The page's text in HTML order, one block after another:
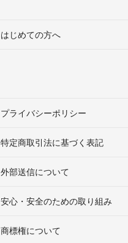
はじめての方へ
プライバシーポリシー
特定商取引法に基づく表記
外部送信について
安心・安全のための取り組み
商標権について